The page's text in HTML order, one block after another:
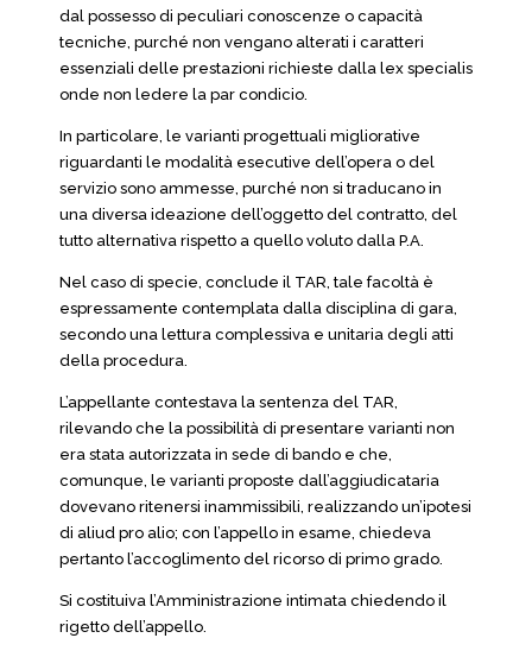
dal possesso di peculiari conoscenze o capacità
tecniche, purché non vengano alterati i caratteri
essenziali delle prestazioni richieste dalla lex specialis
onde non ledere la par condicio.
In particolare, le varianti progettuali migliorative
riguardanti le modalità esecutive dell’opera o del
servizio sono ammesse, purché non si traducano in
una diversa ideazione dell’oggetto del contratto, del
tutto alternativa rispetto a quello voluto dalla P.A.
Nel caso di specie, conclude il TAR, tale facoltà è
espressamente contemplata dalla disciplina di gara,
secondo una lettura complessiva e unitaria degli atti
della procedura.
L’appellante contestava la sentenza del TAR,
rilevando che la possibilità di presentare varianti non
era stata autorizzata in sede di bando e che,
comunque, le varianti proposte dall’aggiudicataria
dovevano ritenersi inammissibili, realizzando un’ipotesi
di aliud pro alio; con l’appello in esame, chiedeva
pertanto l’accoglimento del ricorso di primo grado.
Si costituiva l’Amministrazione intimata chiedendo il
rigetto dell’appello.